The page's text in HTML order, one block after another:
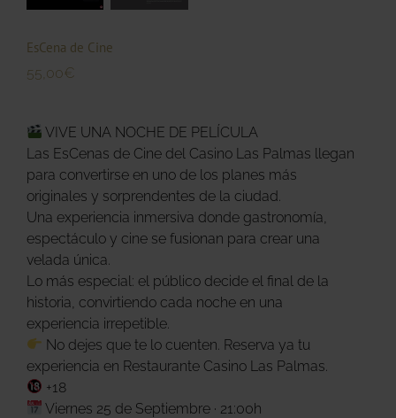
EsCena de Cine
55,00€
VIVE UNA NOCHE DE PELÍCULA
Las EsCenas de Cine del Casino Las Palmas llegan
para convertirse en uno de los planes más
originales y sorprendentes de la ciudad.
Una experiencia inmersiva donde gastronomía,
espectáculo y cine se fusionan para crear una
velada única.
Lo más especial: el público decide el final de la
historia, convirtiendo cada noche en una
experiencia irrepetible.
No dejes que te lo cuenten. Reserva ya tu
experiencia en Restaurante Casino Las Palmas.
+18
Viernes 25 de Septiembre · 21:00h